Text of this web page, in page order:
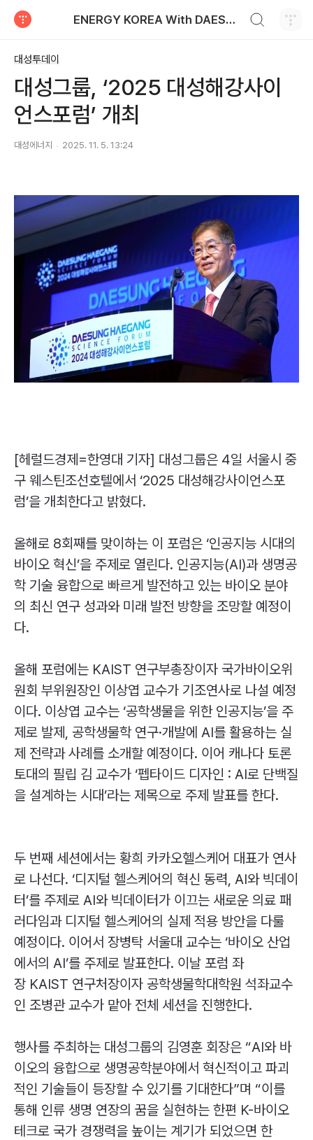
ENERGY KOREA With DAESUNG ENERGY
대성투데이
대성그룹, ‘2025 대성해강사이
언스포럼’ 개최
대성에너지 2025. 11. 5. 13:24
[헤럴드경제=한영대 기자] 대성그룹은 4일 서울시 중
구 웨스틴조선호텔에서 ‘2025 대성해강사이언스포
럼’을 개최한다고 밝혔다.
올해로 8회째를 맞이하는 이 포럼은 ‘인공지능 시대의
바이오 혁신’을 주제로 열린다. 인공지능(AI)과 생명공
학 기술 융합으로 빠르게 발전하고 있는 바이오 분야
의 최신 연구 성과와 미래 발전 방향을 조망할 예정이
다.
올해 포럼에는 KAIST 연구부총장이자 국가바이오위
원회 부위원장인 이상엽 교수가 기조연사로 나설 예정
이다. 이상엽 교수는 ‘공학생물을 위한 인공지능’을 주
제로 발제, 공학생물학 연구·개발에 AI를 활용하는 실
제 전략과 사례를 소개할 예정이다. 이어 캐나다 토론
토대의 필립 김 교수가 ‘펩타이드 디자인 : AI로 단백질
을 설계하는 시대’라는 제목으로 주제 발표를 한다.
두 번째 세션에서는 황희 카카오헬스케어 대표가 연사
로 나선다. ‘디지털 헬스케어의 혁신 동력, AI와 빅데이
터’를 주제로 AI와 빅데이터가 이끄는 새로운 의료 패
러다임과 디지털 헬스케어의 실제 적용 방안을 다룰
예정이다. 이어서 장병탁 서울대 교수는 ‘바이오 산업
에서의 AI’를 주제로 발표한다. 이날 포럼 좌
장 KAIST 연구처장이자 공학생물학대학원 석좌교수
인 조병관 교수가 맡아 전체 세션을 진행한다.
행사를 주최하는 대성그룹의 김영훈 회장은 “AI와 바
이오의 융합으로 생명공학분야에서 혁신적이고 파괴
적인 기술들이 등장할 수 있기를 기대한다”며 “이를
통해 인류 생명 연장의 꿈을 실현하는 한편 K-바이오
테크로 국가 경쟁력을 높이는 계기가 되었으면 한